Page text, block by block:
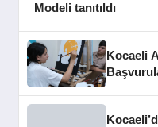
Modeli tanıtıldı
Kocaeli